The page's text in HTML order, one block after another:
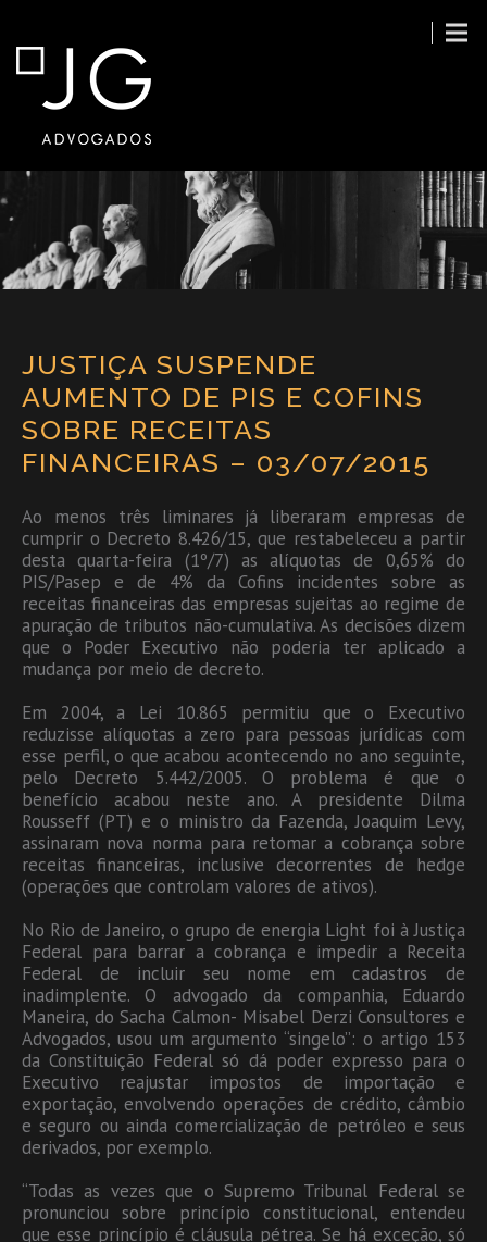
JUSTIÇA SUSPENDE
AUMENTO DE PIS E COFINS
SOBRE RECEITAS
FINANCEIRAS – 03/07/2015
Ao menos três liminares já liberaram empresas de
cumprir o Decreto 8.426/15, que restabeleceu a partir
desta quarta-feira (1º/7) as alíquotas de 0,65% do
PIS/Pasep e de 4% da Cofins incidentes sobre as
receitas financeiras das empresas sujeitas ao regime de
apuração de tributos não-cumulativa. As decisões dizem
que o Poder Executivo não poderia ter aplicado a
mudança por meio de decreto.
Em 2004, a Lei 10.865 permitiu que o Executivo
reduzisse alíquotas a zero para pessoas jurídicas com
esse perfil, o que acabou acontecendo no ano seguinte,
pelo Decreto 5.442/2005. O problema é que o
benefício acabou neste ano. A presidente Dilma
Rousseff (PT) e o ministro da Fazenda, Joaquim Levy,
assinaram nova norma para retomar a cobrança sobre
receitas financeiras, inclusive decorrentes de hedge
(operações que controlam valores de ativos).
No Rio de Janeiro, o grupo de energia Light foi à Justiça
Federal para barrar a cobrança e impedir a Receita
Federal de incluir seu nome em cadastros de
inadimplente. O advogado da companhia, Eduardo
Maneira, do Sacha Calmon- Misabel Derzi Consultores e
Advogados, usou um argumento “singelo”: o artigo 153
da Constituição Federal só dá poder expresso para o
Executivo reajustar impostos de importação e
exportação, envolvendo operações de crédito, câmbio
e seguro ou ainda comercialização de petróleo e seus
derivados, por exemplo.
“Todas as vezes que o Supremo Tribunal Federal se
pronunciou sobre princípio constitucional, entendeu
que esse princípio é cláusula pétrea. Se há exceção, só